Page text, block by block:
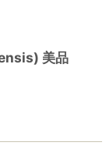
美品